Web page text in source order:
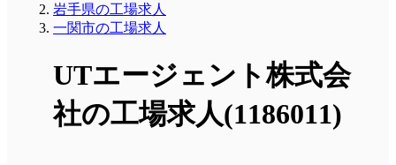
岩手県の工場求人
一関市の工場求人
UTエージェント株式会
社の工場求人(1186011)